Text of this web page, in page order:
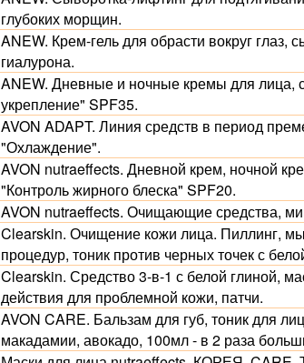
глубоких морщин.
ANEW. Крем-гель для обрасти вокруг
гиалурона.
ANEW. Дневные и ночные кремы для лица,
укрепление" SPF35.
AVON ADAPT. Линия средств в период
"Охлаждение".
AVON nutraeffects. Дневной крем, ночной
"Контроль жирного блеска" SPF20.
AVON nutraeffects. Очищающие средства,
Clearskin. Очищение кожи лица. Пиллинг,
процедур, тоник против черных точек с
Clearskin. Средство 3-в-1 с белой глиной,
действия для проблемной кожи, патчи.
AVON CARE. Бальзам для губ, тоник для
макадамии, авокадо, 100мл - в 2 раза